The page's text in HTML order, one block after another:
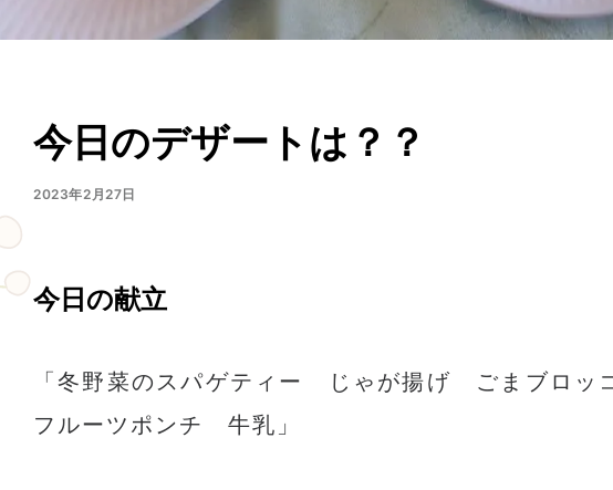
今日のデザートは？？
2023年2月27日
今日の献立
「冬野菜のスパゲティー じゃが揚げ ごまブロ
フルーツポンチ 牛乳」